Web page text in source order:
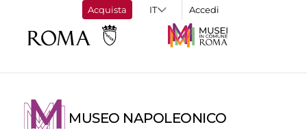
Acquista Accedi
MUSEO NAPOLEONICO